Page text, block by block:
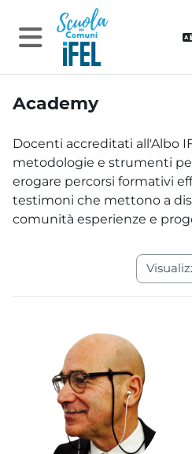
Vai al contenuto principale
Pannello laterale
Academy
Docenti accreditati all'Albo
metodologie e strumenti
erogare percorsi formativi
testimoni che mettono a
comunità esperienze e